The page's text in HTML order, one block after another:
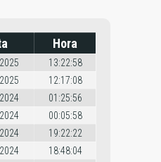
Hora
13:22:58
12:17:08
01:25:56
00:05:58
19:22:22
18:48:04